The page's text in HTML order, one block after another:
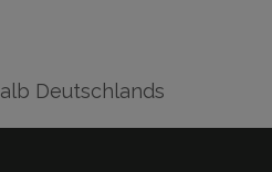
Deutschlands